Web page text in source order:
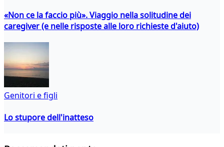
«Non ce la faccio più». Viaggio nella solitudine dei
caregiver (e nelle risposte alle loro richieste d'aiuto)
Genitori e figli
Lo stupore dell'inatteso